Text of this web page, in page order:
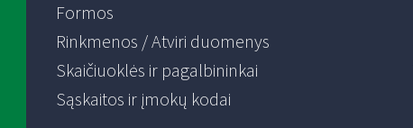
Formos
Rinkmenos / Atviri duomenys
Skaičiuoklės ir pagalbininkai
Sąskaitos ir įmokų kodai